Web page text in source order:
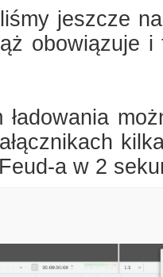
jeszcze
obowiązuje
ładowania
a w 2